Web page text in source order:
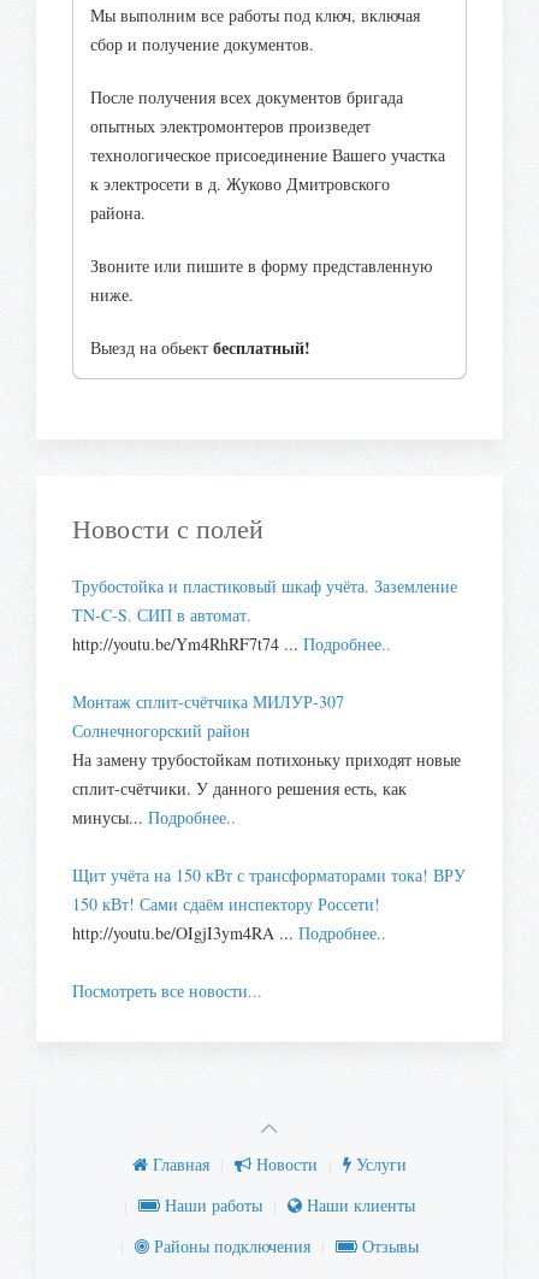
Мы выполним все работы под ключ, включая
сбор и получение документов.
После получения всех документов бригада
опытных электромонтеров произведет
технологическое присоединение Вашего участка
к электросети в д. Жуково Дмитровского
района.
Звоните или пишите в форму представленную
ниже.
Выезд на обьект бесплатный!
Новости с полей
Трубостойка и пластиковый шкаф учёта. Заземление
TN-C-S. СИП в автомат.
http://youtu.be/Ym4RhRF7t74 ... Подробнее..
Монтаж сплит-счётчика МИЛУР-307
Солнечногорский район
На замену трубостойкам потихоньку приходят новые
сплит-счётчики. У данного решения есть, как
минусы... Подробнее..
Щит учёта на 150 кВт с трансформаторами тока! ВРУ
150 кВт! Сами сдаём инспектору Россети!
http://youtu.be/OIgjI3ym4RA ... Подробнее..
Посмотреть все новости...
Главная Новости
Услуги
Наши работы
Наши клиенты
Районы подключения
Отзывы